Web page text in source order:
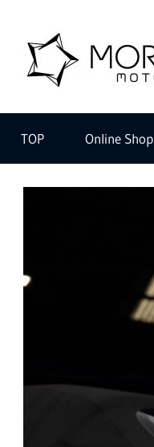
V
D
c
TOP Online Shop